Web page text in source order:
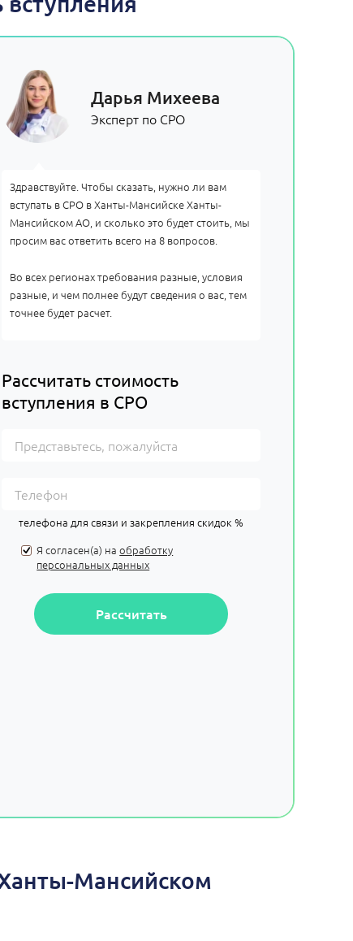
Дарья Михеева
Эксперт по СРО
Здравствуйте. Чтобы сказать, нужно ли вам
вступать в СРО в Ханты-Мансийске Ханты-
Мансийском АО, и сколько это будет стоить, мы
просим вас ответить всего на 8 вопросов.
Во всех регионах требования разные, условия
разные, и чем полнее будут сведения о вас, тем
точнее будет расчет.
Рассчитать стоимость
вступления в СРО
телефона для связи и закрепления скидок %
Я согласен(а) наобработку
персональных данных
Рассчитать
Мансийском